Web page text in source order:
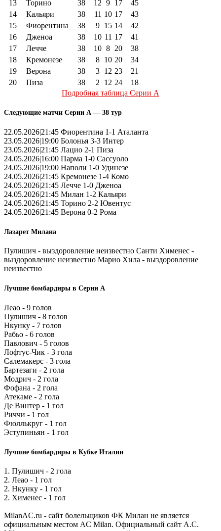
13
Торино 38 12 9 17
45
14
Кальяри 38 11 10 17
43
15
Фиорентина 38 9 15 14
42
16
Дженоа 38 10 11 17
41
17
Лечче 38 10 8 20
38
18
Кремонезе 38 8 10 20
34
19
Верона 38 3 12 23
21
20
Пиза 38 2 12 24
18
Подробная таблица Серии А
Следующие матчи Серии А — 38 тур
22.05.2026|21:45 Фиорентина 1-1 Аталанта
23.05.2026|19:00 Болонья 3-3 Интер
23.05.2026|21:45 Лацио 2-1 Пиза
24.05.2026|16:00 Парма 1-0 Сассуоло
24.05.2026|19:00 Наполи 1-0 Удинезе
24.05.2026|21:45 Кремонезе 1-4 Комо
24.05.2026|21:45 Лечче 1-0 Дженоа
24.05.2026|21:45 Милан 1-2 Кальяри
24.05.2026|21:45 Торино 2-2 Ювентус
24.05.2026|21:45 Верона 0-2 Рома
Лазарет Милана
Пулишич - выздоровление неизвестно Санти Хименес -
выздоровление неизвестно Марио Хила - выздоровление
неизвестно
Лучшие бомбардиры в Серии А
Леао - 9 голов
Пулишич - 8 голов
Нкунку - 7 голов
Рабьо - 6 голов
Павлович - 5 голов
Лофтус-Чик - 3 гола
Салемакерс - 3 гола
Бартезаги - 2 гола
Модрич - 2 гола
Фофана - 2 гола
Атекаме - 2 гола
Де Винтер - 1 гол
Риччи - 1 гол
Фюллькруг - 1 гол
Эступиньян - 1 гол
Лучшие бомбардиры в Кубке Италии
1. Пулишич - 2 гола
2. Леао - 1 гол
2. Нкунку - 1 гол
2. Хименес - 1 гол
MilanAC.ru - сайт болельщиков ФК Милан не является
официальным местом AC Milan. Официальный сайт A.C.